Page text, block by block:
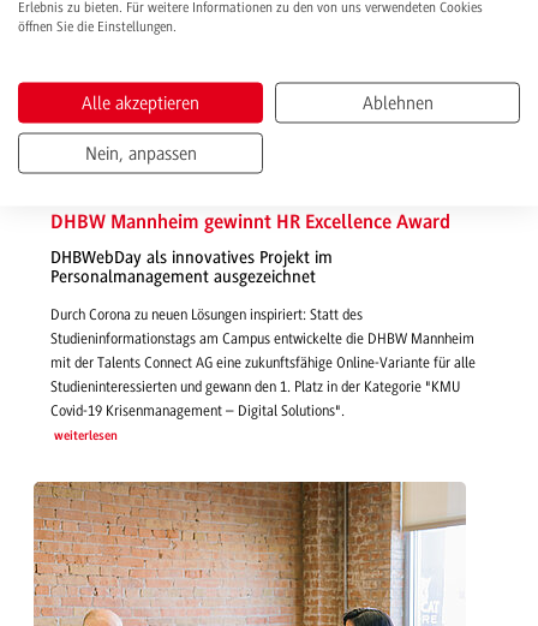
DHBW Mannheim gewinnt HR Excellence Award
DHBWebDay als innovatives Projekt im
Personalmanagement ausgezeichnet
Durch Corona zu neuen Lösungen inspiriert: Statt des
Studieninformationstags am Campus entwickelte die DHBW Mannheim
mit der Talents Connect AG eine zukunftsfähige Online-Variante für alle
Studieninteressierten und gewann den 1. Platz in der Kategorie "KMU
Covid-19 Krisenmanagement – Digital Solutions".
weiterlesen
Erlebnis zu bieten. Für weitere Informationen zu den von uns verwendeten Cookies
öffnen Sie die Einstellungen.
Alle akzeptieren Ablehnen
Nein, anpassen